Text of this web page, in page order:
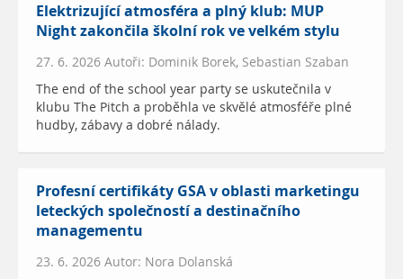
Elektrizující atmosféra a plný klub: MUP
Night zakončila školní rok ve velkém stylu
27. 6. 2026 Autoři: Dominik Borek, Sebastian Szaban
The end of the school year party se uskutečnila v
klubu The Pitch a proběhla ve skvělé atmosféře plné
hudby, zábavy a dobré nálady.
Profesní certifikáty GSA v oblasti marketingu
leteckých společností a destinačního
managementu
23. 6. 2026 Autor: Nora Dolanská